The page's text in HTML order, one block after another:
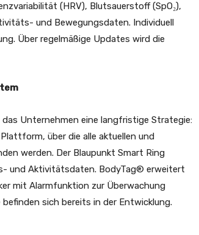
(HRV), Blutsauerstoff (SpO₂),
und Bewegungsdaten. Individuell
Über regelmäßige Updates wird die
Unternehmen eine langfristige Strategie:
über die alle aktuellen und
werden. Der Blaupunkt Smart Ring
und Aktivitätsdaten. BodyTag® erweitert
mit Alarmfunktion zur Überwachung
sich bereits in der Entwicklung.